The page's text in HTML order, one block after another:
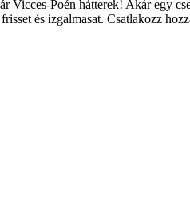
Poén hátterek! Akár egy
és izgalmasat. Csatlakozz